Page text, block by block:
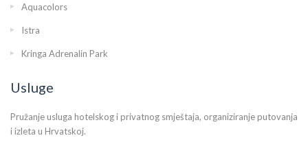
Aquacolors
Istra
Kringa Adrenalin Park
Usluge
Pružanje usluga hotelskog i privatnog smještaja, organiziranje putovanja
i izleta u Hrvatskoj.